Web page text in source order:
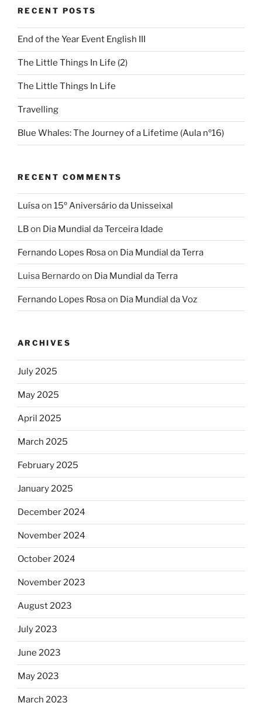
RECENT POSTS
End of the Year Event English III
The Little Things In Life (2)
The Little Things In Life
Travelling
Blue Whales: The Journey of a Lifetime (Aula nº16)
RECENT COMMENTS
Luísaon 15º Aniversário da Unisseixal
LBon Dia Mundial da Terceira Idade
Fernando Lopes Rosaon Dia Mundial da Terra
Luisa Bernardoon Dia Mundial da Terra
Fernando Lopes Rosaon Dia Mundial da Voz
ARCHIVES
July 2025
May 2025
April 2025
March 2025
February 2025
January 2025
December 2024
November 2024
October 2024
November 2023
August 2023
July 2023
June 2023
May 2023
March 2023